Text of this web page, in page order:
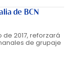
de BCN
2017, reforzará
de grupaje